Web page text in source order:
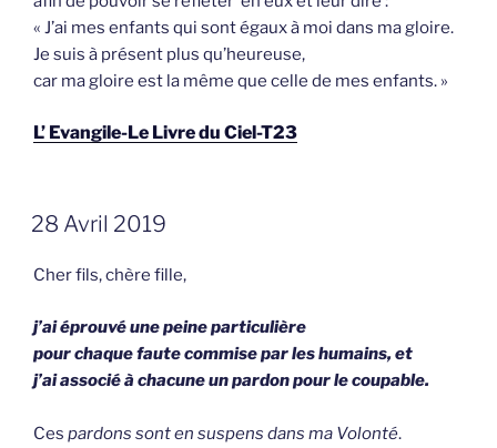
« J’ai mes enfants qui sont égaux à moi dans ma gloire.
Je suis à présent plus qu’heureuse,
car ma gloire est la même que celle de mes enfants. »
L’ Evangile-Le Livre du Ciel-T23
GEPLAATST
OP
28 Avril 2019
Cher fils, chère fille,
j’ai éprouvé une peine particulière
pour chaque faute commise par les humains, et
j’ai associé à chacune un pardon pour le coupable.
Ces pardons sont en suspens dans ma Volonté.